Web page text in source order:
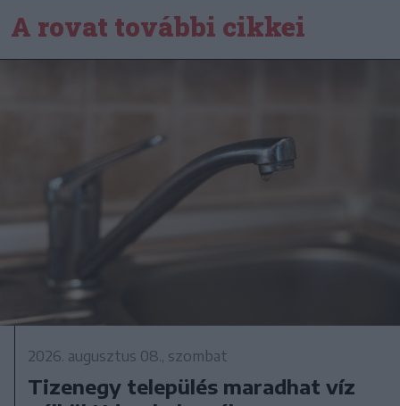
A rovat további cikkei
2026. augusztus 08., szombat
Tizenegy település maradhat víz